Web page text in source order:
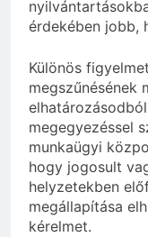
érdekében jobb,
Különös
megszűnésének
megegyezéssel
munkaügyi
hogy jogosult
helyzetekben
megállapítása
kérelmet.